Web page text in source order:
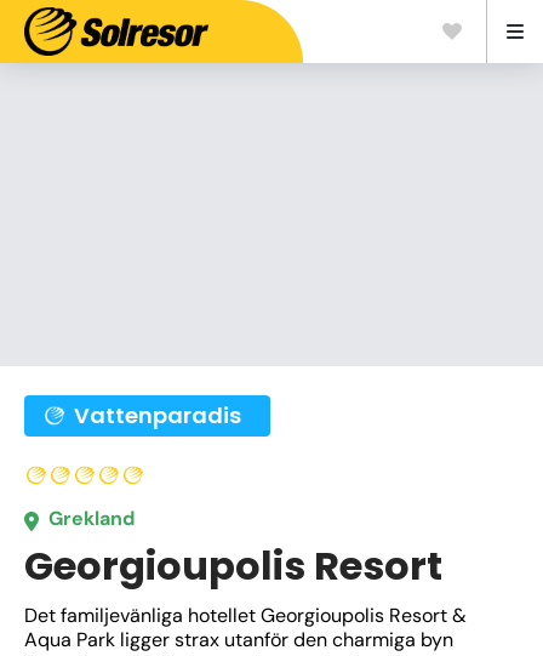
Vattenparadis
Grekland
Georgioupolis Resort
Det familjevänliga hotellet Georgioupolis Resort &
Aqua Park ligger strax utanför den charmiga byn